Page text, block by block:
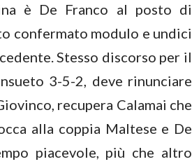
è De Franco al posto di
confermato modulo e undici
Stesso discorso per il
3-5-2, deve rinunciare
recupera Calamai che
alla coppia Maltese e De
piacevole, più che altro